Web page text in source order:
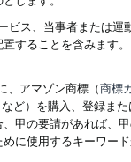
ビス、当事者または
することを含みます
、アマゾン商標（商標
ど）を購入、登録ま
甲の要請があれば、
に使用するキーワー